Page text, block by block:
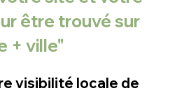
être trouvé sur
+ ville"
visibilité locale de